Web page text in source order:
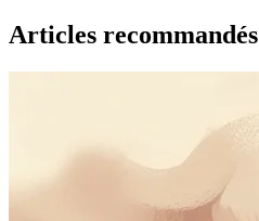
Articles recommandés